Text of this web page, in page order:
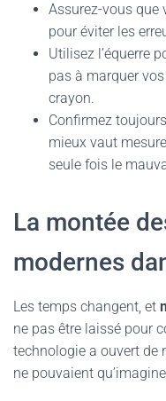
Assurez-vous que
pour éviter les
Utilisez l’équerre
pas à marquer
crayon.
Confirmez
mieux vaut
seule fois le
La montée
modernes
Les temps changent, et
ne pas être laissé pour
technologie a ouvert de
ne pouvaient